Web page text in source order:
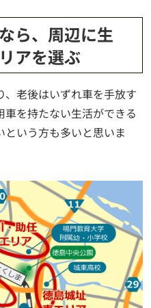
ら、周辺に生
アを選ぶ
老後はいずれ車を手放す
を持たない生活ができる
いう方も多いと思いま